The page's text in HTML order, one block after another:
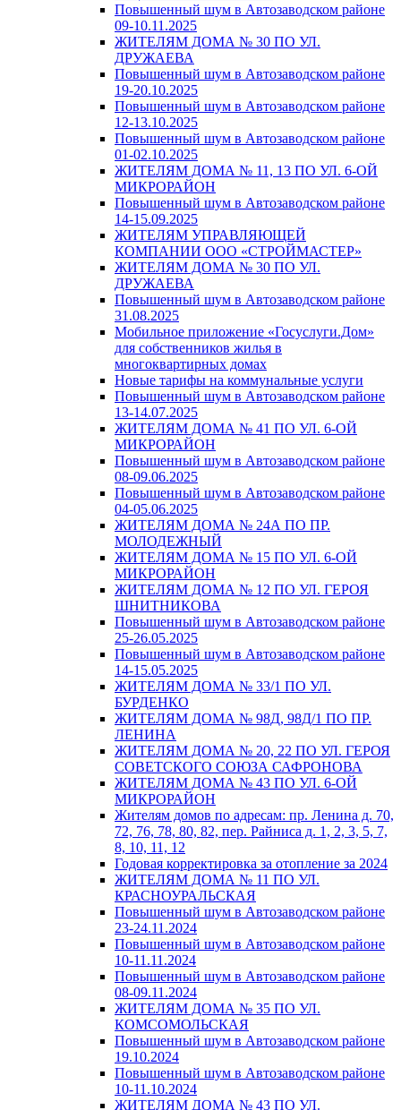
Повышенный шум в Автозаводском районе
09-10.11.2025
ЖИТЕЛЯМ ДОМА № 30 ПО УЛ.
ДРУЖАЕВА
Повышенный шум в Автозаводском районе
19-20.10.2025
Повышенный шум в Автозаводском районе
12-13.10.2025
Повышенный шум в Автозаводском районе
01-02.10.2025
ЖИТЕЛЯМ ДОМА № 11, 13 ПО УЛ. 6-ОЙ
МИКРОРАЙОН
Повышенный шум в Автозаводском районе
14-15.09.2025
ЖИТЕЛЯМ УПРАВЛЯЮЩЕЙ
КОМПАНИИ ООО «СТРОЙМАСТЕР»
ЖИТЕЛЯМ ДОМА № 30 ПО УЛ.
ДРУЖАЕВА
Повышенный шум в Автозаводском районе
31.08.2025
Мобильное приложение «Госуслуги.Дом»
для собственников жилья в
многоквартирных домах
Новые тарифы на коммунальные услуги
Повышенный шум в Автозаводском районе
13-14.07.2025
ЖИТЕЛЯМ ДОМА № 41 ПО УЛ. 6-ОЙ
МИКРОРАЙОН
Повышенный шум в Автозаводском районе
08-09.06.2025
Повышенный шум в Автозаводском районе
04-05.06.2025
ЖИТЕЛЯМ ДОМА № 24А ПО ПР.
МОЛОДЕЖНЫЙ
ЖИТЕЛЯМ ДОМА № 15 ПО УЛ. 6-ОЙ
МИКРОРАЙОН
ЖИТЕЛЯМ ДОМА № 12 ПО УЛ. ГЕРОЯ
ШНИТНИКОВА
Повышенный шум в Автозаводском районе
25-26.05.2025
Повышенный шум в Автозаводском районе
14-15.05.2025
ЖИТЕЛЯМ ДОМА № 33/1 ПО УЛ.
БУРДЕНКО
ЖИТЕЛЯМ ДОМА № 98Д, 98Д/1 ПО ПР.
ЛЕНИНА
ЖИТЕЛЯМ ДОМА № 20, 22 ПО УЛ. ГЕРОЯ
СОВЕТСКОГО СОЮЗА САФРОНОВА
ЖИТЕЛЯМ ДОМА № 43 ПО УЛ. 6-ОЙ
МИКРОРАЙОН
Жителям домов по адресам: пр. Ленина д. 70,
72, 76, 78, 80, 82, пер. Райниса д. 1, 2, 3, 5, 7,
8, 10, 11, 12
Годовая корректировка за отопление за 2024
ЖИТЕЛЯМ ДОМА № 11 ПО УЛ.
КРАСНОУРАЛЬСКАЯ
Повышенный шум в Автозаводском районе
23-24.11.2024
Повышенный шум в Автозаводском районе
10-11.11.2024
Повышенный шум в Автозаводском районе
08-09.11.2024
ЖИТЕЛЯМ ДОМА № 35 ПО УЛ.
КОМСОМОЛЬСКАЯ
Повышенный шум в Автозаводском районе
19.10.2024
Повышенный шум в Автозаводском районе
10-11.10.2024
ЖИТЕЛЯМ ДОМА № 43 ПО УЛ.